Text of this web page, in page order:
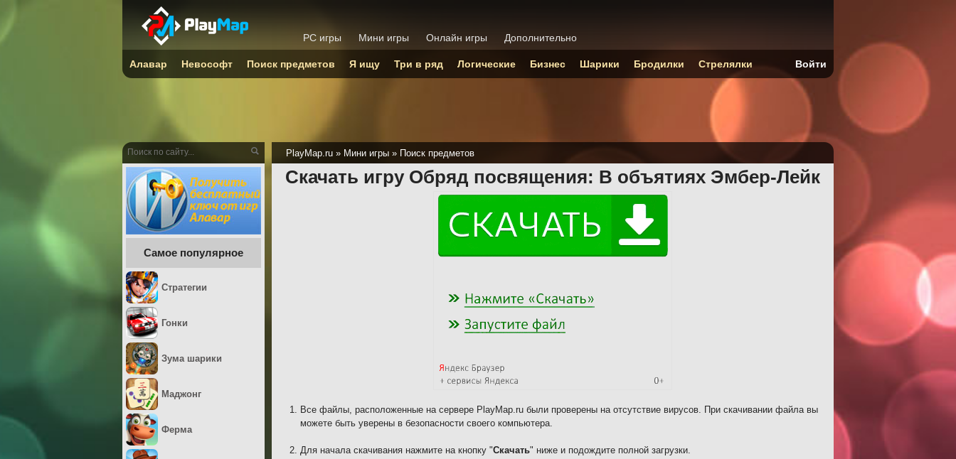
PlayMap.ru » Мини игры » Поиск предметов
Скачать игру Обряд посвящения: В объятиях Эмбер-Лейк
Все файлы, расположенные на сервере PlayMap.ru были проверены на отсутствие вирусов. При скачивании файла вы
можете быть уверены в безопасности своего компьютера.
Для начала скачивания нажмите на кнопку "Скачать" ниже и подождите полной загрузки.
Самое популярное
Стратегии
Гонки
Зума шарики
Маджонг
Ферма
PC игры Мини игры Онлайн игры Дополнительно
Алавар Невософт Поиск предметов Я ищу Три в ряд Логические Бизнес Шарики Бродилки Стрелялки Войти